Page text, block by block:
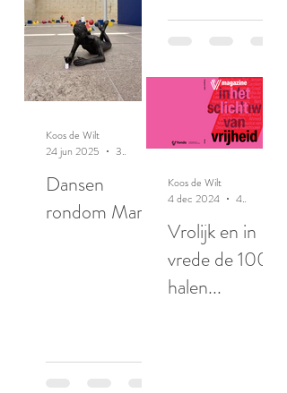
Dansen
rondom Maria
Koos de Wilt
24 jun 2025
3 minuten om te lezen
Vrolijk en in
vrede de 100
halen...
Koos de Wilt
4 dec 2024
4 minuten om te lezen